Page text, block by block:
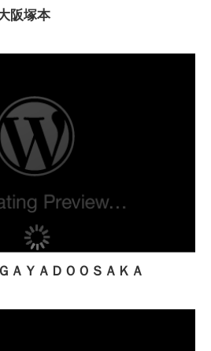
阪塚本
ＡＹＡＤＯＯＳＡＫＡ